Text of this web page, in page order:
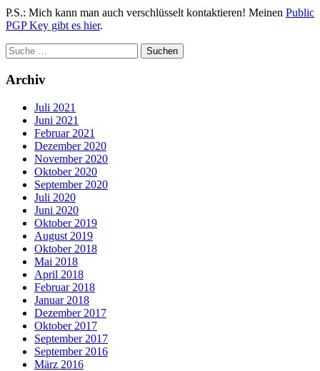
P.S.: Mich kann man auch verschlüsselt kontaktieren! Meinen Public
PGP Key gibt es hier.
Archiv
Juli 2021
Juni 2021
Februar 2021
Dezember 2020
November 2020
Oktober 2020
September 2020
Juli 2020
Juni 2020
Oktober 2019
August 2019
Oktober 2018
Mai 2018
April 2018
Februar 2018
Januar 2018
Dezember 2017
Oktober 2017
September 2017
September 2016
März 2016